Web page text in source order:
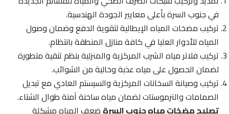
في جنوب السرة بأعلى معايير الجودة الهندسية.
تركيب مضخات المياه الإيطالية لتقوية الدفع وضمان وصول
المياه للأدوار العليا في كافة منازل المنطقة بانتظام.
تركيب فلاتر مياه الشرب المركزية والمنزلية بنظم تنقية متطورة
لضمان الحصول على مياه عذبة وخالية من الشوائب.
تركيب وصيانة السخانات المركزية والسيستم العادي مع تبديل
الصمامات والترموستات لضمان مياه ساخنة آمنة طوال الشتاء.
تصليح مضخات مياه جنوب السرةضعف المياه مشكلة